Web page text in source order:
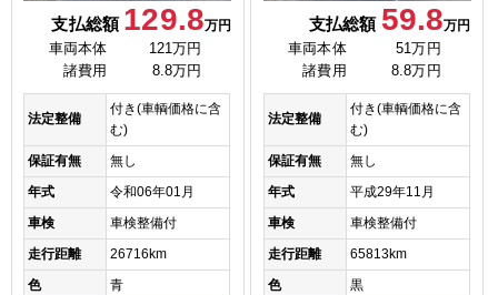
支払総額 129.8万円
車両本体
121万円
諸費用
8.8万円
法定整備
付き(車輌価格に含
む)
保証有無
無し
年式
令和06年01月
車検
車検整備付
走行距離
26716km
色
青
支払総額 59.8万円
車両本体
51万円
諸費用
8.8万円
法定整備
付き(車輌価格に含
む)
保証有無
無し
年式
平成29年11月
車検
車検整備付
走行距離
65813km
色
黒